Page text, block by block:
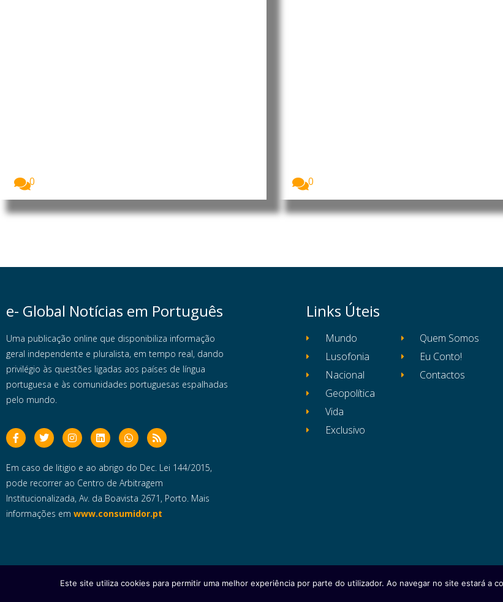
0
0
e- Global Notícias em Português
Uma publicação online que disponibiliza informação
geral independente e pluralista, em tempo real, dando
privilégio às questões ligadas aos países de língua
portuguesa e às comunidades portuguesas espalhadas
pelo mundo.
Em caso de litigio e ao abrigo do Dec. Lei 144/2015,
pode recorrer ao Centro de Arbitragem
Institucionalizada, Av. da Boavista 2671, Porto. Mais
informações em www.consumidor.pt
Links Úteis
Mundo
Lusofonia
Nacional
Geopolítica
Vida
Exclusivo
Quem Somos
Eu Conto!
Contactos
Copyright © 2025 e- Global Notícias em Português | Todos os direitos reservados Ficha Técnica
Este site utiliza cookies para permitir uma melhor experiência por parte do utilizador. Ao navegar no site estará a